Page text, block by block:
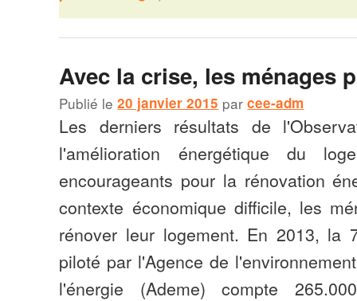
Avec la crise, les ménages
Publié le20 janvier 2015 parcee-adm
Les derniers résultats de
l'amélioration énergétique du
encourageants pour la rénovation
contexte économique difficile, les
rénover leur logement. En 2013, la
piloté par l'Agence de
l'énergie (Ademe) compte